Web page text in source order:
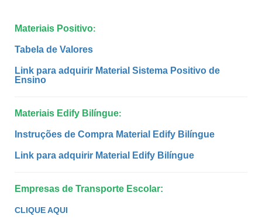
Materiais Positivo:
Tabela de Valores
Link para adquirir Material Sistema Positivo de
Ensino
Materiais Edify Bilíngue:
Instruções de Compra Material Edify Bilíngue
Link para adquirir Material Edify Bilíngue
Empresas de Transporte Escolar:
CLIQUE AQUI